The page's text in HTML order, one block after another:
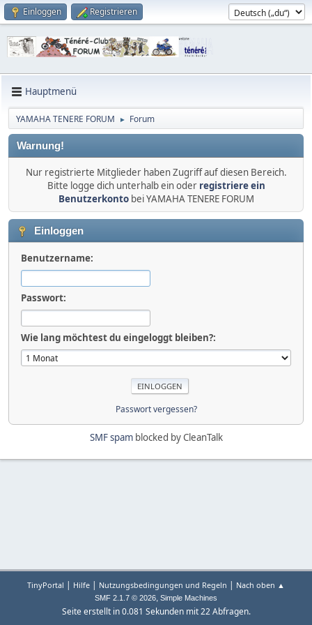
Einloggen Registrieren
Hauptmenü
YAMAHA TENERE FORUM ► Forum
Warnung!
Nur registrierte Mitglieder haben Zugriff auf diesen Bereich.
Bitte logge dich unterhalb ein oder registriere ein
Benutzerkontobei YAMAHA TENERE FORUM
Einloggen
Benutzername:
Passwort:
Wie lang möchtest du eingeloggt bleiben?:
Passwort vergessen?
SMF spamblocked by CleanTalk
TinyPortal | Hilfe | Nutzungsbedingungen und Regeln | Nach oben ▲
SMF 2.1.7 © 2026, Simple Machines
Seite erstellt in 0.081 Sekunden mit 22 Abfragen.